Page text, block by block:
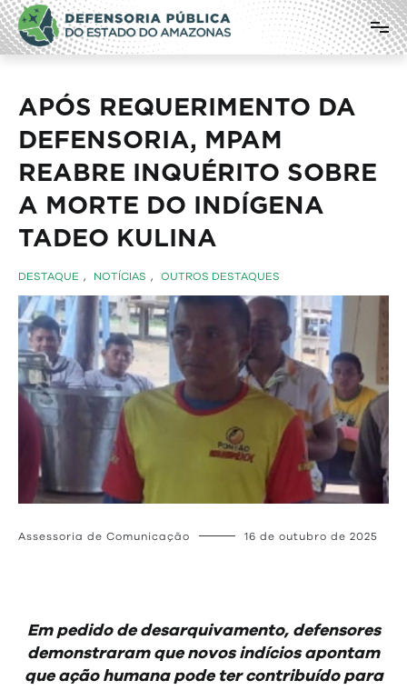
Pular
para
o
conteúdo
Defensoria Pública do Estado do
Amazonas
APÓS REQUERIMENTO DA
DEFENSORIA, MPAM
REABRE INQUÉRITO SOBRE
A MORTE DO INDÍGENA
TADEO KULINA
DESTAQUE , NOTÍCIAS , OUTROS DESTAQUES
Assessoria de Comunicação 16 de outubro de 2025
Em pedido de desarquivamento, defensores
demonstraram que novos indícios apontam
que ação humana pode ter contribuído para